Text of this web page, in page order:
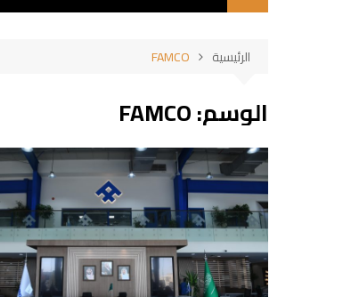
طبخ
الرئيسية FAMCO
الوسم:FAMCO